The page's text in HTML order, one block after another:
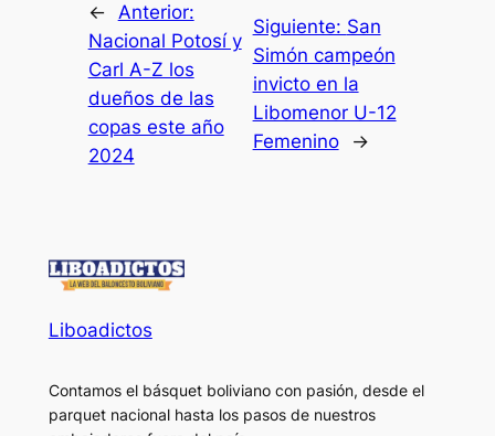
← Anterior:
Nacional Potosí y
Carl A-Z los
dueños de las
copas este año
2024
Siguiente: San
Simón campeón
invicto en la
Libomenor U-12
Femenino
→
Liboadictos
Contamos el básquet boliviano con pasión, desde el
parquet nacional hasta los pasos de nuestros